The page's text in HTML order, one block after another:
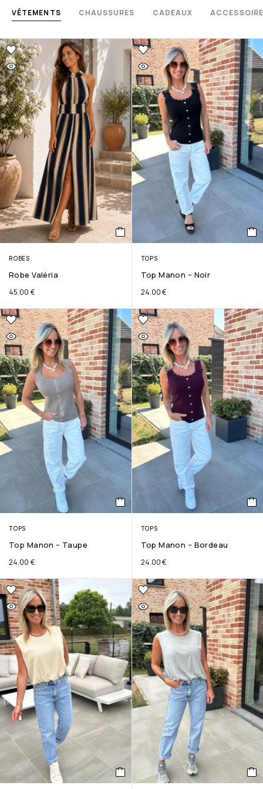
VÊTEMENTS CHAUSSURES CADEAUX
ROBES
Robe Valéria
45.00 €
TOPS
Top Manon – Noir
24.00€
TOPS
Top Manon – Taupe
24.00 €
TOPS
Top Manon – Bordeau
24.00€